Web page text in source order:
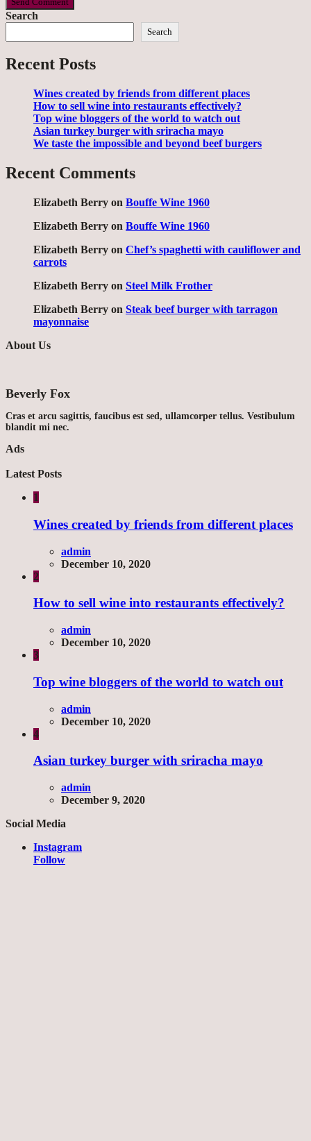
Search
Search
Recent Posts
Wines created by friends from different places
How to sell wine into restaurants effectively?
Top wine bloggers of the world to watch out
Asian turkey burger with sriracha mayo
We taste the impossible and beyond beef burgers
Recent Comments
Elizabeth Berry on Bouffe Wine 1960
Elizabeth Berry on Bouffe Wine 1960
Elizabeth Berry on Chef’s spaghetti with cauliflower and
carrots
Elizabeth Berry on Steel Milk Frother
Elizabeth Berry on Steak beef burger with tarragon
mayonnaise
About Us
Beverly Fox
Cras et arcu sagittis, faucibus est sed, ullamcorper tellus. Vestibulum
blandit mi nec.
Ads
Latest Posts
1
Wines created by friends from different places
admin
December 10, 2020
2
How to sell wine into restaurants effectively?
admin
December 10, 2020
3
Top wine bloggers of the world to watch out
admin
December 10, 2020
4
Asian turkey burger with sriracha mayo
admin
December 9, 2020
Social Media
Instagram
Follow